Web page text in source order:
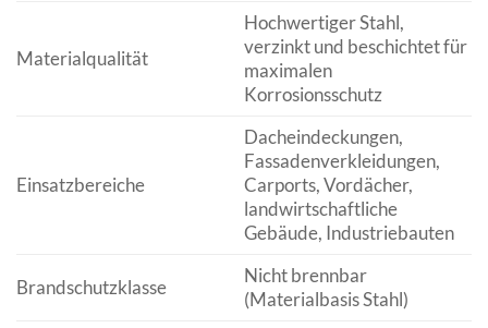
Materialqualität
Hochwertiger Stahl,
verzinkt und beschichtet für
maximalen
Korrosionsschutz
Einsatzbereiche
Dacheindeckungen,
Fassadenverkleidungen,
Carports, Vordächer,
landwirtschaftliche
Gebäude, Industriebauten
Brandschutzklasse
Nicht brennbar
(Materialbasis Stahl)